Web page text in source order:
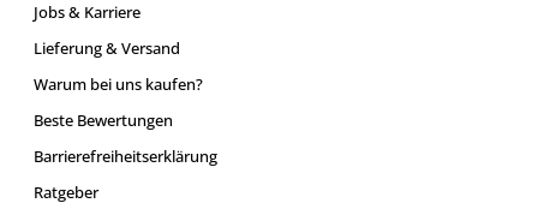
Jobs & Karriere
Lieferung & Versand
Warum bei uns kaufen?
Beste Bewertungen
Barrierefreiheitserklärung
Ratgeber